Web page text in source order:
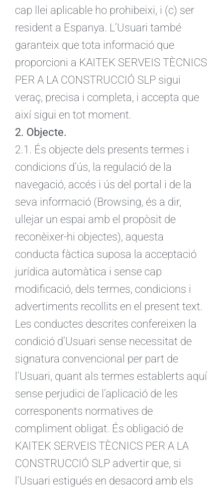
cap llei aplicable ho prohibeixi, i (c) ser
resident a Espanya. L’Usuari també
garanteix que tota informació que
proporcioni a KAITEK SERVEIS TÈCNICS
PER A LA CONSTRUCCIÓ SLP sigui
veraç, precisa i completa, i accepta que
així sigui en tot moment.
2. Objecte.
2.1. És objecte dels presents termes i
condicions d’ús, la regulació de la
navegació, accés i ús del portal i de la
seva informació (Browsing, és a dir,
ullejar un espai amb el propòsit de
reconèixer-hi objectes), aquesta
conducta fàctica suposa la acceptació
jurídica automàtica i sense cap
modificació, dels termes, condicions i
advertiments recollits en el present text.
Les conductes descrites confereixen la
condició d’Usuari sense necessitat de
signatura convencional per part de
l’Usuari, quant als termes establerts aquí
sense perjudici de l’aplicació de les
corresponents normatives de
compliment obligat. És obligació de
KAITEK SERVEIS TÈCNICS PER A LA
CONSTRUCCIÓ SLP advertir que, si
l’Usuari estigués en desacord amb els